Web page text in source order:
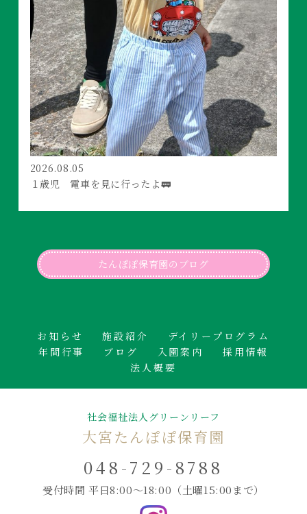
2026.08.05
１歳児 電車を見に行ったよ🚃
たんぽぽ保育園のブログ
お知らせ 施設紹介
デイリープログラム
年間行事
ブログ 入園案内
採用情報
法人概要
社会福祉法人グリーンリーフ
大宮たんぽぽ保育園
048-729-8788
受付時間 平日8:00～18:00 （土曜15:00まで）